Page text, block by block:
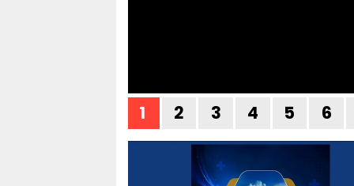
1 2 3 4 5 6